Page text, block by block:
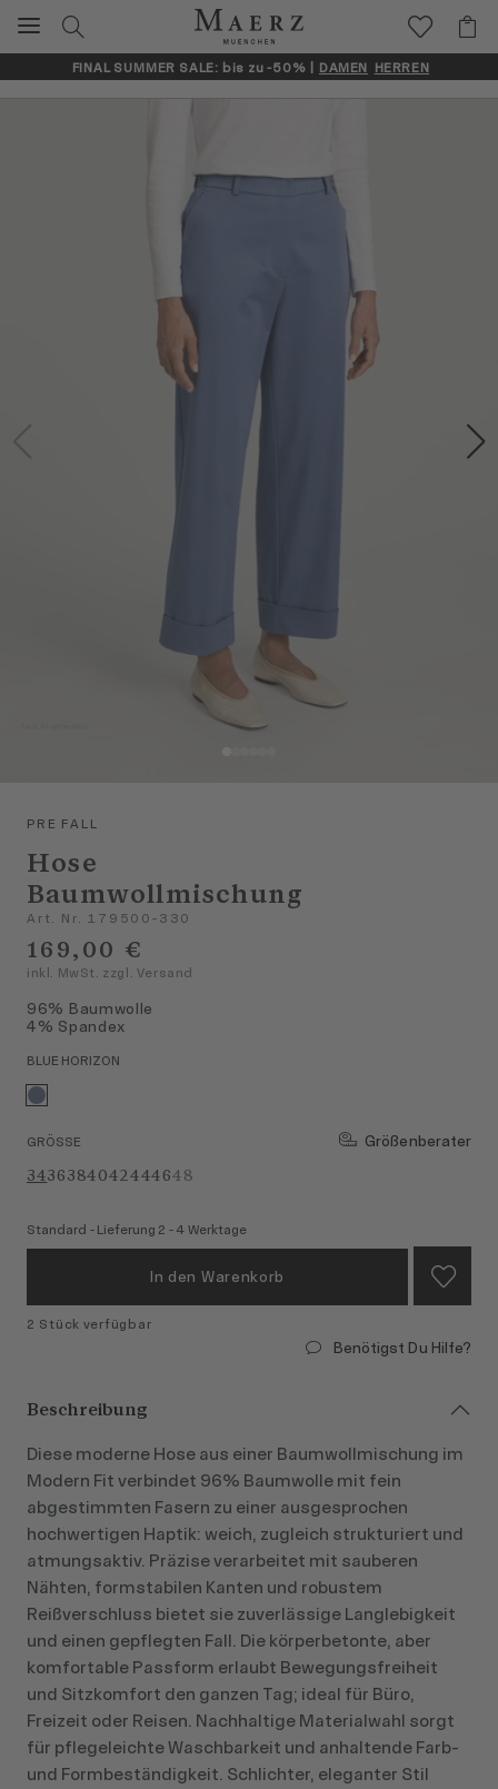
FINAL SUMMER SALE: bis zu -50% | DAMEN HERREN
PRE FALL
Hose
Baumwollmischung
Art. Nr. 179500-330
169,00 €
inkl. MwSt. zzgl. Versand
96% Baumwolle
4% Spandex
BLUE HORIZON
GRÖSSE
Größenberater
3436384042444648
Standard - Lieferung 2 - 4 Werktage
In den Warenkorb
2 Stück verfügbar
Benötigst Du Hilfe?
Beschreibung
Diese moderne Hose aus einer Baumwollmischung im
Modern Fit verbindet 96% Baumwolle mit fein
abgestimmten Fasern zu einer ausgesprochen
hochwertigen Haptik: weich, zugleich strukturiert und
atmungsaktiv. Präzise verarbeitet mit sauberen
Nähten, formstabilen Kanten und robustem
Reißverschluss bietet sie zuverlässige Langlebigkeit
und einen gepflegten Fall. Die körperbetonte, aber
komfortable Passform erlaubt Bewegungsfreiheit
und Sitzkomfort den ganzen Tag; ideal für Büro,
Freizeit oder Reisen. Nachhaltige Materialwahl sorgt
für pflegeleichte Waschbarkeit und anhaltende Farb-
und Formbeständigkeit. Schlichter, eleganter Stil